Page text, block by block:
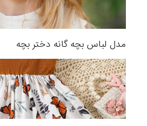
مدل لباس بچه گانه دختر بچه